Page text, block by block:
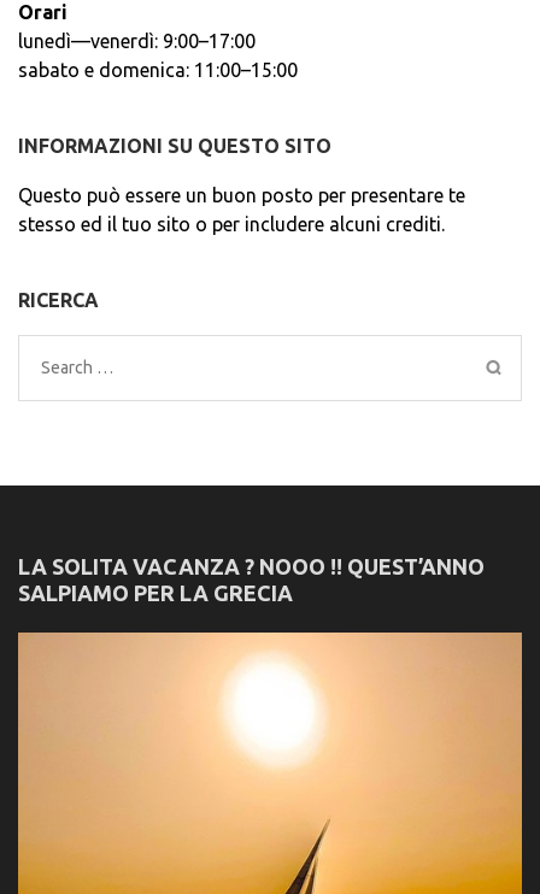
Orari
lunedì—venerdì: 9:00–17:00
sabato e domenica: 11:00–15:00
INFORMAZIONI SU QUESTO SITO
Questo può essere un buon posto per presentare te
stesso ed il tuo sito o per includere alcuni crediti.
RICERCA
Search
for:
LA SOLITA VACANZA ? NOOO !! QUEST’ANNO
SALPIAMO PER LA GRECIA